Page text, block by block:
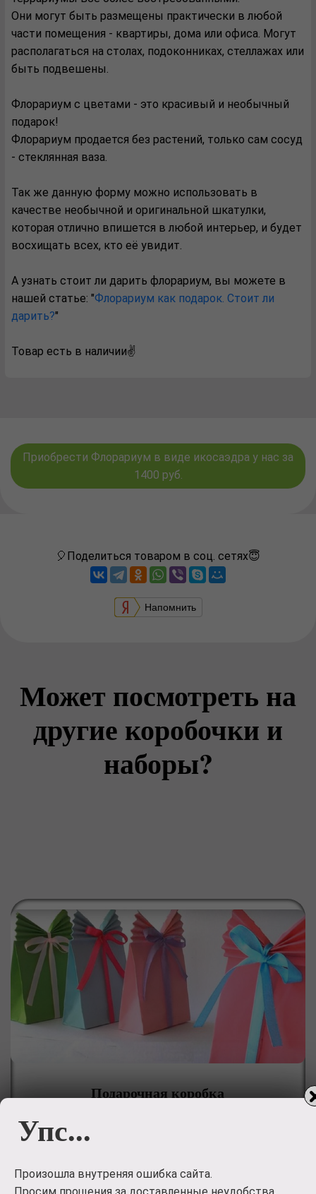
Они могут быть размещены практически в любой
части помещения - квартиры, дома или офиса. Могут
располагаться на столах, подоконниках, стеллажах или
быть подвешены.
Флорариум с цветами - это красивый и необычный
подарок!
Флорариум продается без растений, только сам сосуд
- стеклянная ваза.
Так же данную форму можно использовать в
качестве необычной и оригинальной шкатулки,
которая отлично впишется в любой интерьер, и будет
восхищать всех, кто её увидит.
А узнать стоит ли дарить флорариум, вы можете в
нашей статье: "Флорариум как подарок. Стоит ли
дарить?"
Товар есть в наличии✌️
Приобрести Флорариум в виде икосаэдрa у нас за
1400 руб.
🎈Поделиться товаром в соц. сетях😇
Напомнить
Может посмотреть на
другие коробочки и
наборы?
Подарочная коробка
100руб.
Упс...
Произошла внутреняя ошибка сайта.